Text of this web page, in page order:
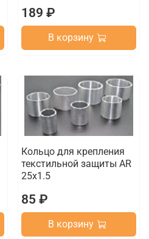
189 ₽
В корзину
Кольцо для крепления
текстильной защиты AR
25x1.5
85 ₽
В корзину